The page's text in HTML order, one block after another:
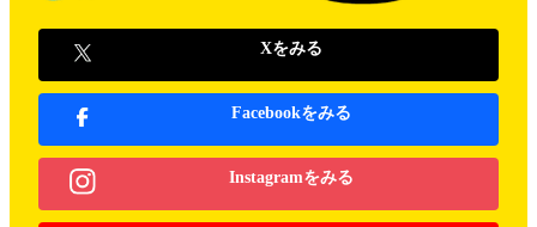
Xをみる
Facebookをみる
Instagramをみる